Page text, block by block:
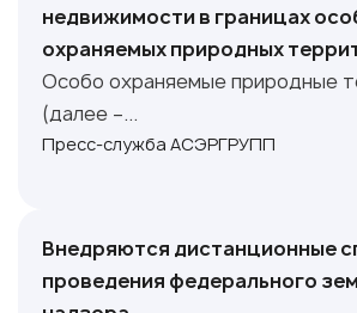
недвижимости в границах
охраняемых природных
Особо охраняемые природные
(далее –...
Пресс-служба АСЭРГРУПП
Внедряются дистанционные
проведения федерального